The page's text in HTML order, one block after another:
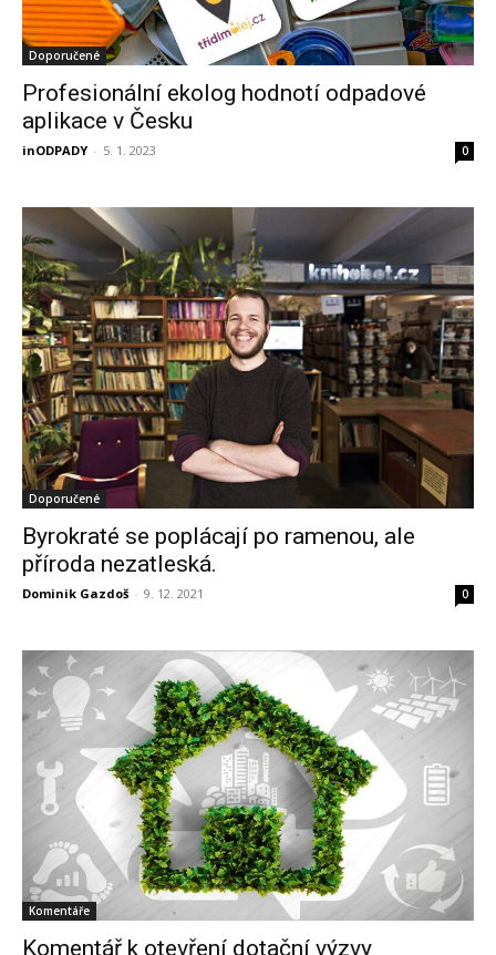
Doporučené
Profesionální ekolog hodnotí odpadové
aplikace v Česku
inODPADY - 5. 1. 2023 0
Doporučené
Byrokraté se poplácají po ramenou, ale
příroda nezatleská.
Dominik Gazdoš - 9. 12. 2021 0
Komentáře
Komentář k otevření dotační výzvy